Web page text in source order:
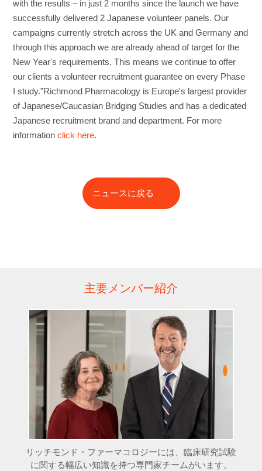
with the results – in just 2 months since the launch we have
successfully delivered 2 Japanese volunteer panels. Our
campaigns currently stretch across the UK and Germany and
through this approach we are already ahead of target for the
New Year's requirements. This means we continue to offer
our clients a volunteer recruitment guarantee on every Phase
I study.”Richmond Pharmacology is Europe's largest provider
of Japanese/Caucasian Bridging Studies and has a dedicated
Japanese recruitment brand and department. For more
informationclick here.
ニュースに戻る
主要メンバー紹介
リッチモンド・ファーマコロジーには、臨床研究試験
に関する幅広い知識を持つ専門家チームがいます。